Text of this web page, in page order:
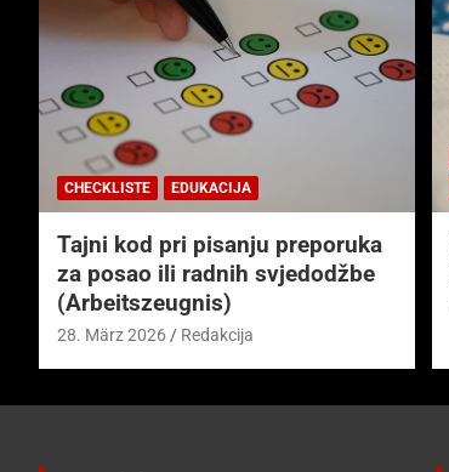
CHECKLISTE EDUKACIJA
Tajni kod pri pisanju preporuka
za posao ili radnih svjedodžbe
(Arbeitszeugnis)
28. März 2026 Redakcija